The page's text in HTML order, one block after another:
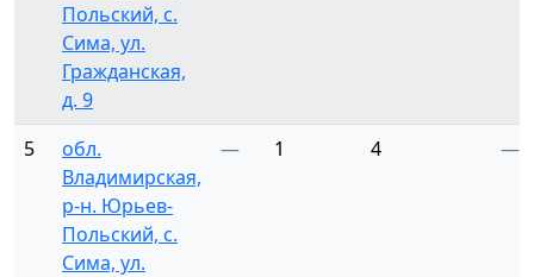
Польский, с.
Сима, ул.
Гражданская,
д. 9
5
обл.
Владимирская,
р-н. Юрьев-
Польский, с.
Сима, ул.
— 1 4 —